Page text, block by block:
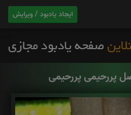
ایجاد یادبود / ویرایش
پررحیمی پررحیمی